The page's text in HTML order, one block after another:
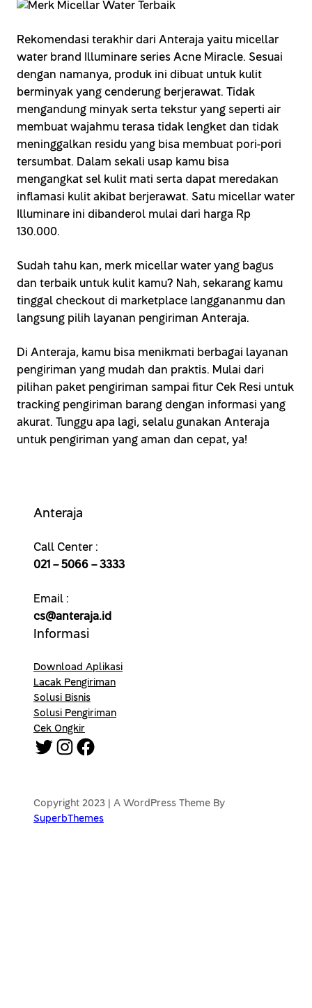
Rekomendasi terakhir dari Anteraja yaitu micellar
water brand Illuminare series Acne Miracle. Sesuai
dengan namanya, produk ini dibuat untuk kulit
berminyak yang cenderung berjerawat. Tidak
mengandung minyak serta tekstur yang seperti air
membuat wajahmu terasa tidak lengket dan tidak
meninggalkan residu yang bisa membuat pori-pori
tersumbat. Dalam sekali usap kamu bisa
mengangkat sel kulit mati serta dapat meredakan
inflamasi kulit akibat berjerawat. Satu micellar water
Illuminare ini dibanderol mulai dari harga Rp
130.000.
Sudah tahu kan, merk micellar water yang bagus
dan terbaik untuk kulit kamu? Nah, sekarang kamu
tinggal checkout di marketplace langgananmu dan
langsung pilih layanan pengiriman Anteraja.
Di Anteraja, kamu bisa menikmati berbagai layanan
pengiriman yang mudah dan praktis. Mulai dari
pilihan paket pengiriman sampai fitur Cek Resi untuk
tracking pengiriman barang dengan informasi yang
akurat. Tunggu apa lagi, selalu gunakan Anteraja
untuk pengiriman yang aman dan cepat, ya!
Anteraja
Call Center :
021 – 5066 – 3333
Email :
cs@anteraja.id
Informasi
Download Aplikasi
Lacak Pengiriman
Solusi Bisnis
Solusi Pengiriman
Cek Ongkir
Twitter Instagram Facebook
Copyright 2023 | A WordPress Theme By
SuperbThemes